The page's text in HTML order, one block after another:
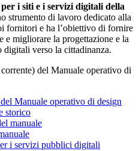
i siti e i servizi digitali della
strumento di lavoro dedicato alla
fornitori e ha l’obiettivo di fornire
e migliorare la progettazione e la
verso la cittadinanza.
del Manuale operativo di
Manuale operativo di design
storico
manuale
i servizi pubblici digitali